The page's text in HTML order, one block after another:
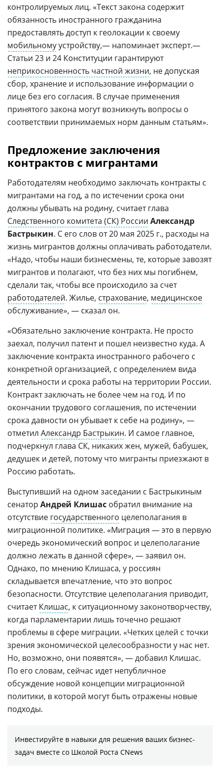
контролируемых лиц. «Текст закона содержит
обязанность иностранного гражданина
предоставлять доступ к геолокации к своему
мобильномуустройству,— напоминает эксперт.—
Статьи 23 и 24 Конституции гарантируют
неприкосновенность частной жизни, не допуская
сбор, хранение и использование информации о
лице без его согласия. В случае применения
принятого закона могут возникнуть вопросы о
соответствии принимаемых норм данным статьям».
Предложение заключения
контрактов с мигрантами
Работодателям необходимо заключать контракты с
мигрантами на год, а по истечении срока они
должны убывать на родину, считает глава
Следственного комитета (СК) России Александр
Бастрыкин. С его слов от 20 мая 2025 г., расходы на
жизнь мигрантов должны оплачивать работодатели.
«Надо, чтобы наши бизнесмены, те, которые завозят
мигрантов и полагают, что без них мы погибнем,
сделали так, чтобы все происходило за счет
работодателей. Жилье, страхование, медицинское
обслуживание», — сказал он.
«Обязательно заключение контракта. Не просто
заехал, получил патент и пошел неизвестно куда. А
заключение контракта иностранного рабочего с
конкретной организацией, с определением вида
деятельности и срока работы на территории России.
Контракт заключать не более чем на год. И по
окончании трудового соглашения, по истечении
срока давности он убывает к себе на родину», —
отметил Александр Бастрыкин. И самое главное,
подчеркнул глава СК, никаких жен, мужей, бабушек,
дедушек и детей, потому что мигранты приезжают в
Россию работать.
Выступивший на одном заседании с Бастрыкиным
сенатор Андрей Клишас обратил внимание на
отсутствие государственного целеполагания в
миграционной политике. «Миграция — это в первую
очередь экономический вопрос и целеполагание
должно лежать в данной сфере», — заявил он.
Однако, по мнению Клишаса, у россиян
складывается впечатление, что это вопрос
безопасности. Отсутствие целеполагания приводит,
считаетКлишас, к ситуационному законотворчеству,
когда парламентарии лишь точечно решают
проблемы в сфере миграции. «Четких целей с точки
зрения экономической целесообразности у нас нет.
Но, возможно, они появятся», — добавил Клишас.
По его словам, сейчас идет непубличное
обсуждение новой концепции миграционной
политики, в которой могут быть отражены новые
подходы.
Инвестируйте в навыки для решения ваших бизнес-
задач вместе со Школой Роста CNews